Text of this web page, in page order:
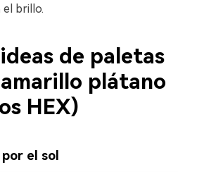
el brillo.
de paletas
plátano
HEX)
el sol